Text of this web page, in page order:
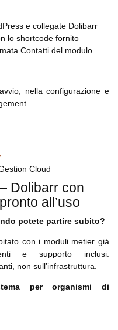
e collegate Dolibarr
lo shortcode fornito
Contatti del modulo
nella configurazione e
Cloud
Dolibarr con
all’uso
potete partire subito?
con i moduli metier già
e supporto inclusi.
non sull’infrastruttura.
per organismi di